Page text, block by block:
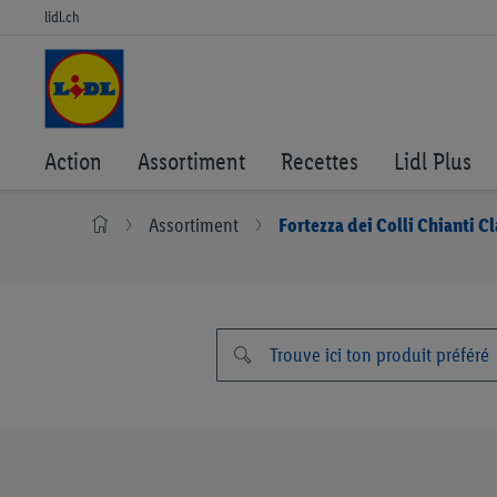
lidl.ch
Action Assortiment Recettes Lidl Plus
Assortiment Fortezza dei Colli Chianti